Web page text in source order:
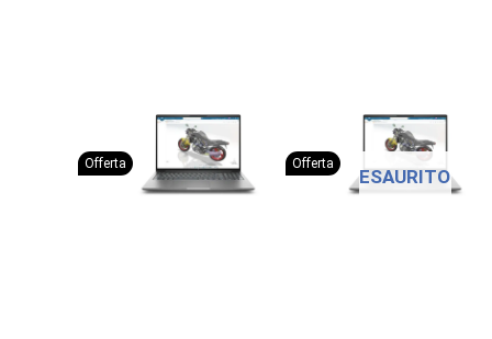
Offerta Offerta
ESAURITO